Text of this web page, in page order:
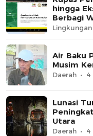
hingga
Berbagi
UNG
Lingkungan
Air Baku
Musim
Daerah 4
Lunasi
Utara
Daerah 4